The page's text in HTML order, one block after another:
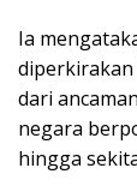
Ia
diperkirakan
dari
negara
hingga